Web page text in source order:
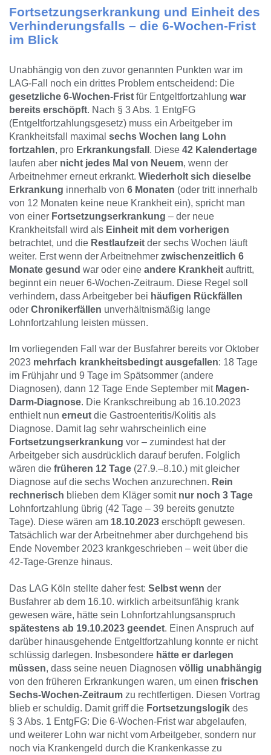
Fortsetzungserkrankung und Einheit des
Verhinderungsfalls – die 6-Wochen-Frist
im Blick
Unabhängig von den zuvor genannten Punkten war im
LAG-Fall noch ein drittes Problem entscheidend: Die
gesetzliche 6-Wochen-Frist für Entgeltfortzahlung war
bereits erschöpft. Nach § 3 Abs. 1 EntgFG
(Entgeltfortzahlungsgesetz) muss ein Arbeitgeber im
Krankheitsfall maximal sechs Wochen lang Lohn
fortzahlen, pro Erkrankungsfall . Diese 42 Kalendertage
laufen aber nicht jedes Mal von Neuem, wenn der
Arbeitnehmer erneut erkrankt. Wiederholt sich dieselbe
Erkrankung innerhalb von 6 Monaten (oder tritt innerhalb
von 12 Monaten keine neue Krankheit ein), spricht man
von einer Fortsetzungserkrankung – der neue
Krankheitsfall wird als Einheit mit dem vorherigen
betrachtet, und die Restlaufzeit der sechs Wochen läuft
weiter. Erst wenn der Arbeitnehmer zwischenzeitlich 6
Monate gesund war oder eine andere Krankheit auftritt,
beginnt ein neuer 6-Wochen-Zeitraum. Diese Regel soll
verhindern, dass Arbeitgeber bei häufigen Rückfällen
oder Chronikerfällen unverhältnismäßig lange
Lohnfortzahlung leisten müssen.
Im vorliegenden Fall war der Busfahrer bereits vor Oktober
2023 mehrfach krankheitsbedingt ausgefallen: 18 Tage
im Frühjahr und 9 Tage im Spätsommer (andere
Diagnosen), dann 12 Tage Ende September mit Magen-
Darm-Diagnose. Die Krankschreibung ab 16.10.2023
enthielt nun erneut die Gastroenteritis/Kolitis als
Diagnose. Damit lag sehr wahrscheinlich eine
Fortsetzungserkrankung vor – zumindest hat der
Arbeitgeber sich ausdrücklich darauf berufen. Folglich
wären die früheren 12 Tage (27.9.–8.10.) mit gleicher
Diagnose auf die sechs Wochen anzurechnen. Rein
rechnerisch blieben dem Kläger somit nur noch 3 Tage
Lohnfortzahlung übrig (42 Tage – 39 bereits genutzte
Tage). Diese wären am 18.10.2023 erschöpft gewesen.
Tatsächlich war der Arbeitnehmer aber durchgehend bis
Ende November 2023 krankgeschrieben – weit über die
42-Tage-Grenze hinaus.
Das LAG Köln stellte daher fest: Selbst wenn der
Busfahrer ab dem 16.10. wirklich arbeitsunfähig krank
gewesen wäre, hätte sein Lohnfortzahlungsanspruch
spätestens ab 19.10.2023 geendet. Einen Anspruch auf
darüber hinausgehende Entgeltfortzahlung konnte er nicht
schlüssig darlegen. Insbesondere hätte er darlegen
müssen, dass seine neuen Diagnosen völlig unabhängig
von den früheren Erkrankungen waren, um einen frischen
Sechs-Wochen-Zeitraum zu rechtfertigen. Diesen Vortrag
blieb er schuldig. Damit griff die Fortsetzungslogik des
§ 3 Abs. 1 EntgFG: Die 6-Wochen-Frist war abgelaufen,
und weiterer Lohn war nicht vom Arbeitgeber, sondern nur
noch via Krankengeld durch die Krankenkasse zu